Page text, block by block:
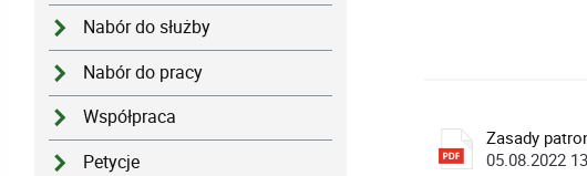
Nabór do służby
Nabór do pracy
Współpraca
Petycje
Zasady
05.08.2022